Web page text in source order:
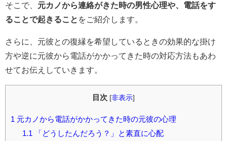
そこで、 元カノから連絡がきた時の男性心理や、電話をす
ることで起きること をご紹介します。
さらに、元彼との復縁を希望しているときの効果的な掛け
方や逆に元彼から電話がかかってきた時の対応方法もあわ
せてお伝えしていきます。
目次 [非表示]
1 元カノから電話がかかってきた時の元彼の心理
1.1
「どうしたんだろう？」と素直に心配